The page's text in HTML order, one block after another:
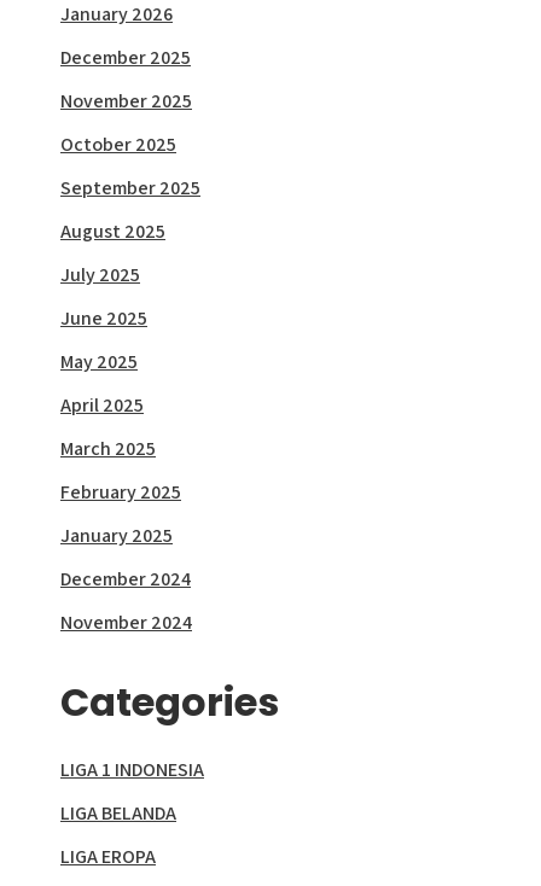
January 2026
December 2025
November 2025
October 2025
September 2025
August 2025
July 2025
June 2025
May 2025
April 2025
March 2025
February 2025
January 2025
December 2024
November 2024
Categories
LIGA 1 INDONESIA
LIGA BELANDA
LIGA EROPA